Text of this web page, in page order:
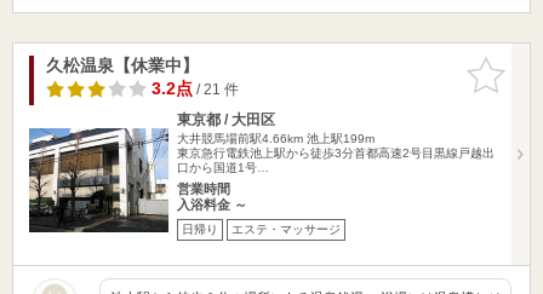
お気に入
りに追加
久松温泉【休業中】
3.2点/ 21 件
東京都 / 大田区
大井競馬場前駅4.66km 池上駅199m
東京急行電鉄池上駅から徒歩3分首都高速2号目黒線戸越出
口から国道1号…
営業時間
入浴料金 ～
日帰り エステ・マッサージ